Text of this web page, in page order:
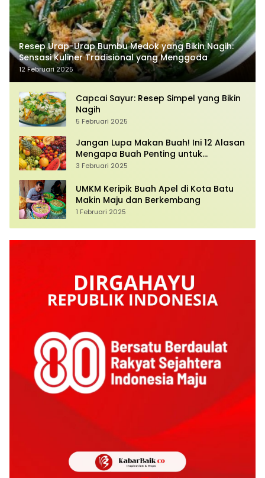
Resep Urap-Urap Bumbu Medok yang Bikin Nagih:
Sensasi Kuliner Tradisional yang Menggoda
12 Februari 2025
Capcai Sayur: Resep Simpel yang Bikin
Nagih
5 Februari 2025
Jangan Lupa Makan Buah! Ini 12 Alasan
Mengapa Buah Penting untuk
Kesehatan Anda
3 Februari 2025
UMKM Keripik Buah Apel di Kota Batu
Makin Maju dan Berkembang
1 Februari 2025